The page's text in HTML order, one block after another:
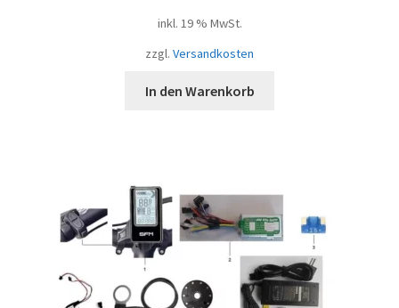
inkl. 19 % MwSt.
zzgl. Versandkosten
In den Warenkorb